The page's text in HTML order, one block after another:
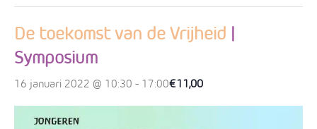
De toekomst van de Vrijheid |
Symposium
16 januari 2022 @ 10:30 - 17:00€11,00